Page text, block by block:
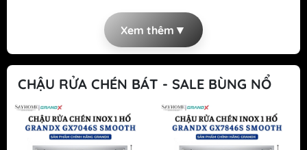
Xem thêm ▼
CHẬU RỬA CHÉN BÁT - SALE BÙNG NỔ